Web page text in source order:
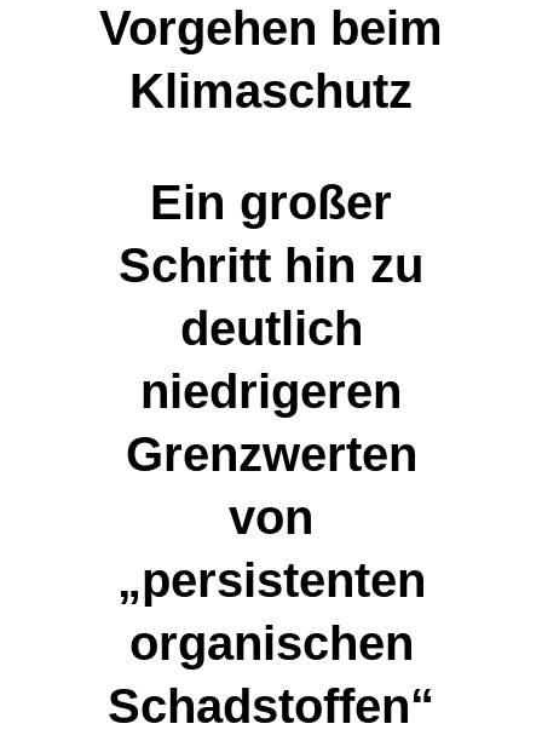
Vorgehen beim
Klimaschutz
Ein großer
Schritt hin zu
deutlich
niedrigeren
Grenzwerten
von
„persistenten
organischen
Schadstoffen“